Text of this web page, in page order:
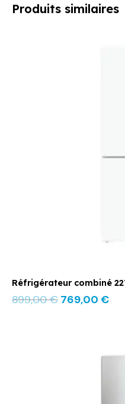
Produits similaires
Réfrigérateur combiné
899,00€ 769,00 €